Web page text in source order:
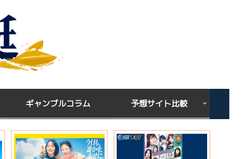
ギャンブルコラム 予想サイト比較